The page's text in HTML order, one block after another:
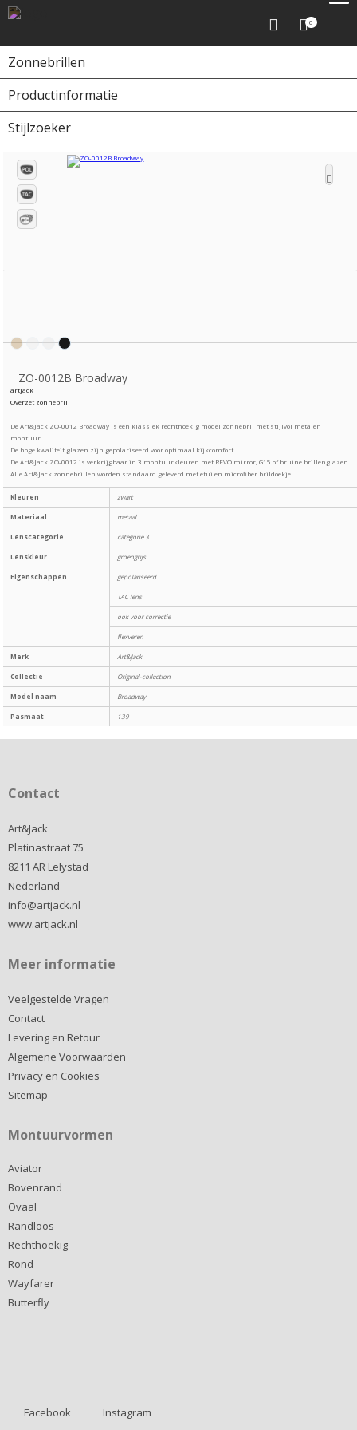
0
Zonnebrillen
Productinformatie
Stijlzoeker
Home Zonnebrillen
ZO-0012B Broadway
artjack
Overzet zonnebril
De Art&Jack ZO-0012 Broadway is een klassiek rechthoekig model zonnebril met stijlvol metalen
montuur.
De hoge kwaliteit glazen zijn gepolariseerd voor optimaal kijkcomfort.
De Art&Jack ZO-0012 is verkrijgbaar in 3 montuurkleuren met REVO mirror, G15 of bruine brillenglazen.
Alle Art&Jack zonnebrillen worden standaard geleverd met etui en microfiber brildoekje.
Kleuren zwart
Materiaal metaal
Lenscategorie categorie 3
Lenskleur groengrijs
Eigenschappen gepolariseerd
TAC lens
ook voor correctie
flexveren
Merk Art&Jack
Collectie Original-collection
Model naam Broadway
Pasmaat 139
Contact
Art&Jack
Platinastraat 75
8211 AR Lelystad
Nederland
info@artjack.nl
www.artjack.nl
Meer informatie
Veelgestelde Vragen
Contact
Levering en Retour
Algemene Voorwaarden
Privacy en Cookies
Sitemap
Montuurvormen
Aviator
Bovenrand
Ovaal
Randloos
Rechthoekig
Rond
Wayfarer
Butterfly
Facebook Instagram